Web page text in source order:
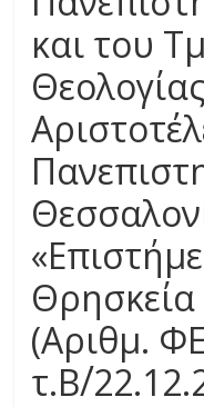
και του
Θρησκεία
(Αριθμ.
τ.Β΄/